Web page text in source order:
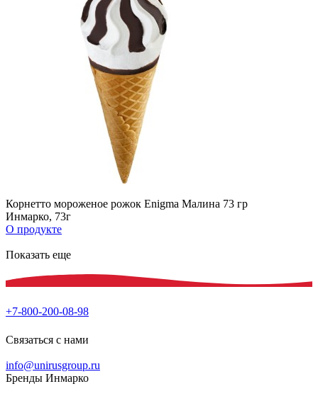
Корнетто мороженое рожок Enigma Малина 73 гр
Инмарко, 73г
О продукте
Показать еще
+7-800-200-08-98
Связаться с нами
info@unirusgroup.ru
Бренды Инмарко